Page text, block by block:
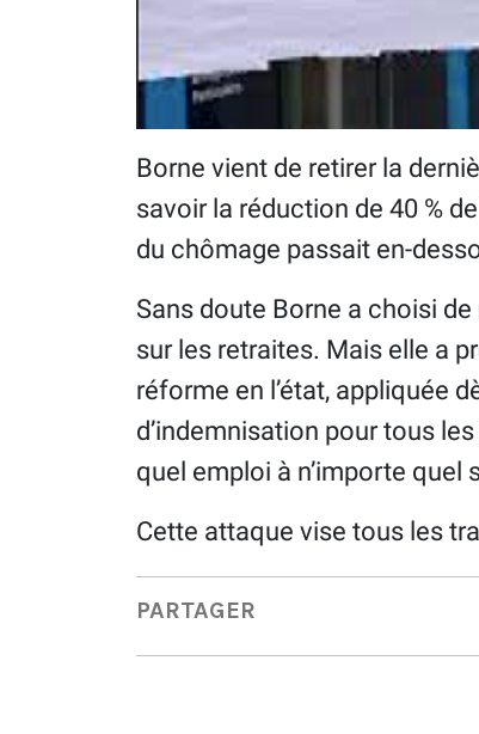
Borne vient de retirer la
savoir la réduction de 40 %
du chômage passait en-
Sans doute Borne a choisi
sur les retraites. Mais elle a
réforme en l’état, appliquée
d’indemnisation pour tous
quel emploi à n’importe quel
Cette attaque vise tous les
PARTAGER